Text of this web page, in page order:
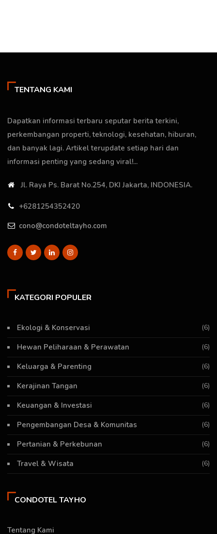
TENTANG KAMI
Dapatkan informasi terbaru seputar berita terkini,
perkembangan properti, teknologi, kesehatan, hiburan,
dan banyak lagi. Artikel terupdate setiap hari dan
informasi penting yang sedang viral!...
Jl. Raya Ps. Barat No.254, DKI Jakarta, INDONESIA.
+6281254352420
cono@condoteltayho.com
KATEGORI POPULER
Ekologi & Konservasi (6)
Hewan Peliharaan & Perawatan (6)
Keluarga & Parenting (6)
Kerajinan Tangan (6)
Keuangan & Investasi (6)
Pengembangan Desa & Komunitas (6)
Pertanian & Perkebunan (6)
Travel & Wisata (6)
CONDOTEL TAYHO
Tentang Kami